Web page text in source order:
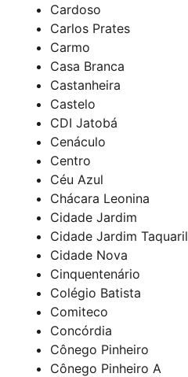
Cardoso
Carlos Prates
Carmo
Casa Branca
Castanheira
Castelo
CDI Jatobá
Cenáculo
Centro
Céu Azul
Chácara Leonina
Cidade Jardim
Cidade Jardim Taquaril
Cidade Nova
Cinquentenário
Colégio Batista
Comiteco
Concórdia
Cônego Pinheiro
Cônego Pinheiro A